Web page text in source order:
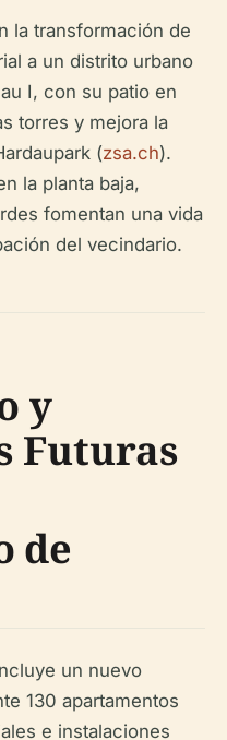
la transformación de
a un distrito urbano
I, con su patio en
torres y mejora la
(zsa.ch).
la planta baja,
fomentan una vida
del vecindario.
y
Futuras
de
un nuevo
130 apartamentos
e instalaciones